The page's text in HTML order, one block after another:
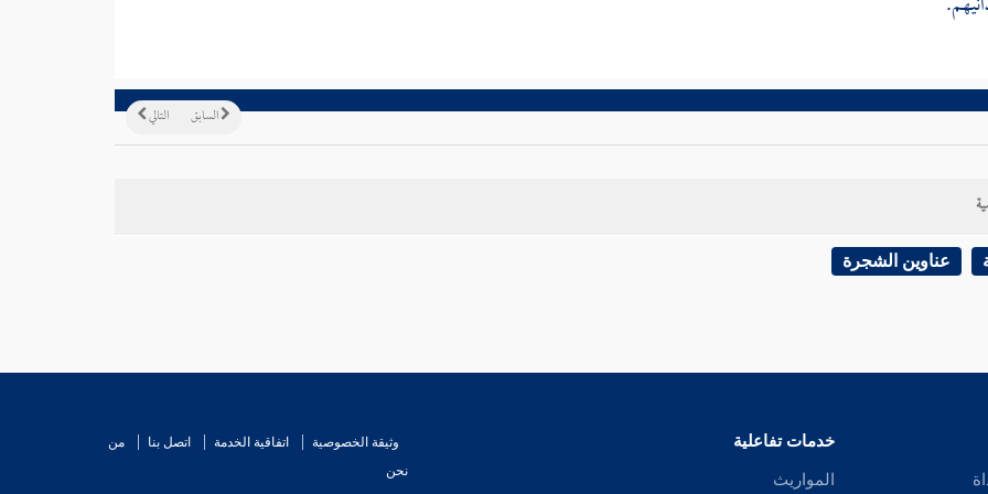
التالي السابق
عناوين الشجرة
خدمات تفاعلية
المواريث
وثيقة الخصوصية اتفاقية الخدمة اتصل بنا
من
نحن